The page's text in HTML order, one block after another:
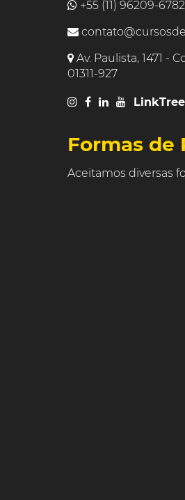
+55 (11) 96209-6782
Av. Paulista, 1471 -
01311-927
LinkTree
Formas de
Aceitamos diversas